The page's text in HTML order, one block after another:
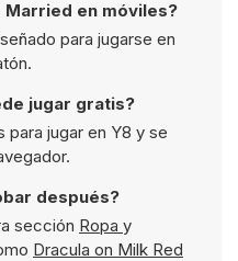
Married en móviles?
para jugarse en
jugar gratis?
para jugar en Y8 y se
después?
sección Ropa y
Dracula on Milk Red